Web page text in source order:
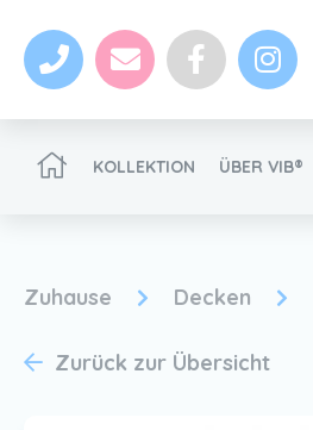
VIB®-Händler werden
KOLLEKTION ÜBER VIB®
Zuhause Decken
Zurück zur Übersicht